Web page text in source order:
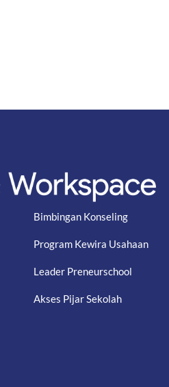
Bimbingan Konseling
Program Kewira Usahaan
Leader Preneurschool
Akses Pijar Sekolah